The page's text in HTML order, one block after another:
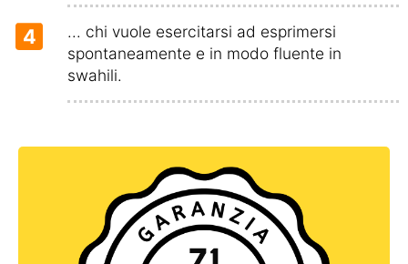
4
... chi vuole esercitarsi ad esprimersi
spontaneamente e in modo fluente in
swahili.